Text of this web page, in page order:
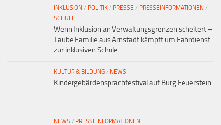
INKLUSION / POLITIK / PRESSE / PRESSEINFORMATIONEN /
SCHULE
Wenn Inklusion an Verwaltungsgrenzen scheitert –
Taube Familie aus Arnstadt kämpft um Fahrdienst
zur inklusiven Schule
KULTUR & BILDUNG / NEWS
Kindergebärdensprachfestival auf Burg Feuerstein
NEWS / PRESSEINFORMATIONEN